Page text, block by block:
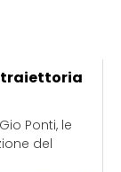
traiettoria
Ponti, le
del